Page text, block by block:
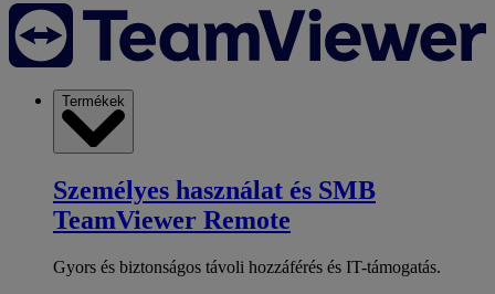
Termékek
Személyes használat és SMB
TeamViewer Remote
Gyors és biztonságos távoli hozzáférés és IT-támogatás.